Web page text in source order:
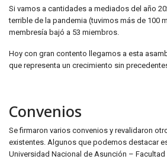
Si vamos a cantidades a mediados del año
terrible de la pandemia (tuvimos más de 100
membresía bajó a 53 miembros.
Hoy con gran contento llegamos a esta
que representa un crecimiento sin
Convenios
Se firmaron varios convenios y revalidaron
existentes. Algunos que podemos destacar
Universidad Nacional de Asunción – Facultad